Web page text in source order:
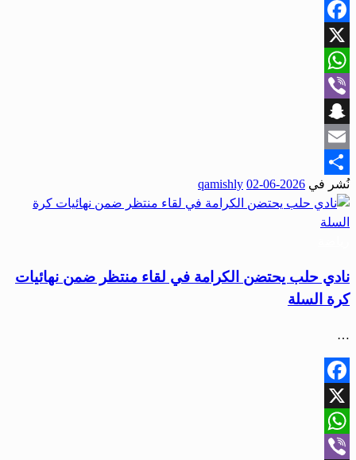
Facebook
X
WhatsApp
Viber
Snapchat
Email
Share
نُشر في 2026-06-02
qamishly
نادي حلب يحتضن الكرامة في لقاء منتظر ضمن نهائيات
كرة السلة
…
Facebook
X
WhatsApp